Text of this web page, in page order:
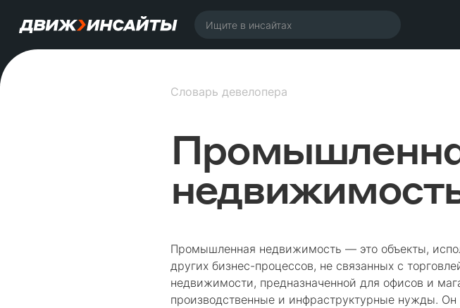
Словарь девелопера
Промышленная недвижимость — это объекты,
других бизнес-процессов, не связанных с
недвижимости, предназначенной для офисов и
производственные и инфраструктурные нужды.